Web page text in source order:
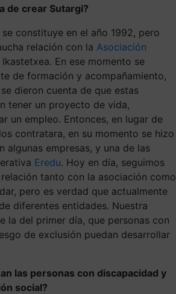
de crear Sutargi?
constituye en el año 1992, pero
relación con la Asociación
. En ese momento se
de formación y acompañamiento,
dieron cuenta de que estas
tener un proyecto de vida,
un empleo. Entonces, en lugar de
contratara, en su momento se hizo
algunas empresas, y una de las
Eredu. Hoy en día, seguimos
tanto con la asociación como
pero es verdad que actualmente
diferentes entidades. Nuestra
la del primer día, que personas con
de exclusión puedan desarrollar
las personas con discapacidad y
social?